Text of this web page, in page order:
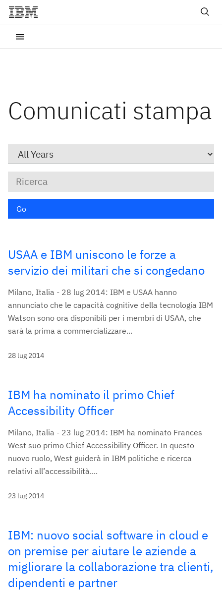
Comunicati stampa
chiave
Go
USAA e IBM uniscono le forze a
servizio dei militari che si congedano
Milano, Italia - 28 lug 2014: IBM e USAA hanno
annunciato che le capacità cognitive della tecnologia IBM
Watson sono ora disponibili per i membri di USAA, che
sarà la prima a commercializzare...
28 lug 2014
IBM ha nominato il primo Chief
Accessibility Officer
Milano, Italia - 23 lug 2014: IBM ha nominato Frances
West suo primo Chief Accessibility Officer. In questo
nuovo ruolo, West guiderà in IBM politiche e ricerca
relativi all’accessibilità....
23 lug 2014
IBM: nuovo social software in cloud e
on premise per aiutare le aziende a
migliorare la collaborazione tra clienti,
dipendenti e partner